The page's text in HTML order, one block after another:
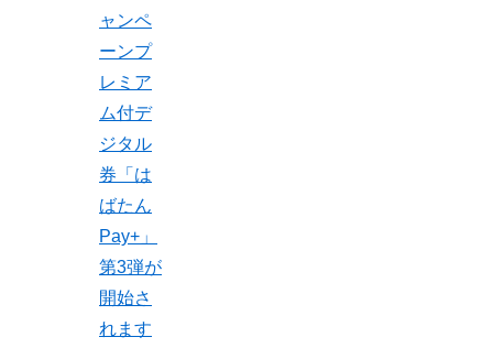
ャンペ
ーンプ
レミア
ム付デ
ジタル
券「は
ばたん
Pay+」
第3弾が
開始さ
れます